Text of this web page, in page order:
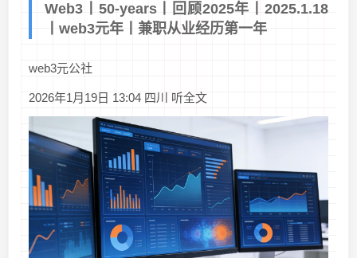
Web3丨50-years丨回顾2025年丨2025.1.18
丨web3元年丨兼职从业经历第一年
web3元公社
2026年1月19日 13:04 四川 听全文